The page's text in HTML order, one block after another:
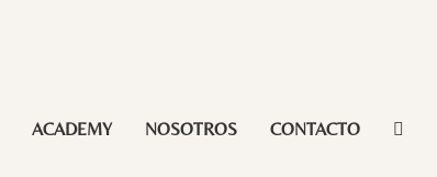
ACADEMY NOSOTROS CONTACTO